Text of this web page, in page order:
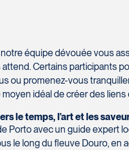
équipe dévouée vous
Certains participants
ou promenez-vous
idéal de créer des
le temps, l'art et les
Porto avec un guide expert
le long du fleuve Douro, en
Wilfrid-Laurier
/ 1-800-331-0363
Poirier
/ 1-844-869-2439
Suite 202